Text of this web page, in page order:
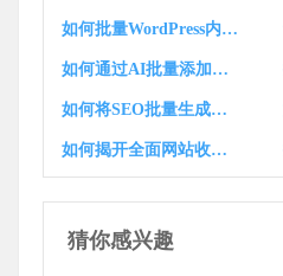
如何批量WordPress内容生成网页？
如何通过AI批量添加上下文，实现高效？
如何将SEO批量生成工具改写为一个？
如何揭开全面网站收录的奥秘，哪家关键词批量排名更胜一筹？
猜你感兴趣